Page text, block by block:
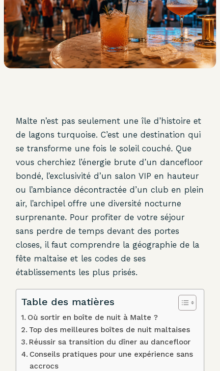
Malte n’est pas seulement une île d’histoire et
de lagons turquoise. C’est une destination qui
se transforme une fois le soleil couché. Que
vous cherchiez l’énergie brute d’un dancefloor
bondé, l’exclusivité d’un salon VIP en hauteur
ou l’ambiance décontractée d’un club en plein
air, l’archipel offre une diversité nocturne
surprenante. Pour profiter de votre séjour
sans perdre de temps devant des portes
closes, il faut comprendre la géographie de la
fête maltaise et les codes de ses
établissements les plus prisés.
Table des matières
Où sortir en boîte de nuit à Malte ?
Top des meilleures boîtes de nuit maltaises
Réussir sa transition du dîner au dancefloor
Conseils pratiques pour une expérience sans
accrocs